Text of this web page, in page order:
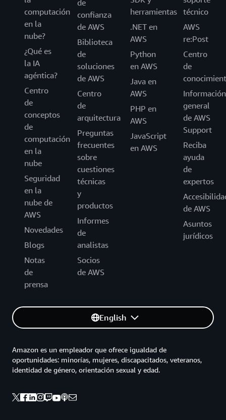
computación
en la
nube?
¿Qué es
la IA
agéntica?
Centro
de
conceptos
de
computación
en la
nube
Seguridad
en la
nube de
AWS
Novedades
Blogs
Notas
de
prensa
de
confianza
de AWS
Biblioteca
de
soluciones
de AWS
Centro
de
arquitectura
Preguntas
frecuentes
sobre
cuestiones
técnicas
y
productos
Informes
de
analistas
Socios
de AWS
herramientas
.NET en
AWS
Python
en AWS
Java en
AWS
PHP en
AWS
JavaScript
en AWS
técnico
AWS
re:Post
Centro
de
Información
general
de AWS
Support
Reciba
ayuda
de
expertos
de AWS
Asuntos
jurídicos
English
Amazon es un empleador que ofrece igualdad de
oportunidades: minorías, mujeres, discapacitados, veteranos,
identidad de género, orientación sexual y edad.